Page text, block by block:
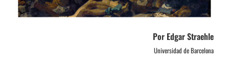
Por Edgar Straehle
Universidad de Barcelona